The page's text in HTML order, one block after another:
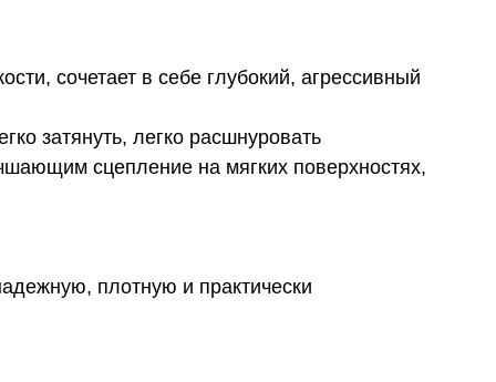
сочетает в себе глубокий, агрессивный
затянуть, легко расшнуровать
сцепление на мягких поверхностях,
плотную и практически